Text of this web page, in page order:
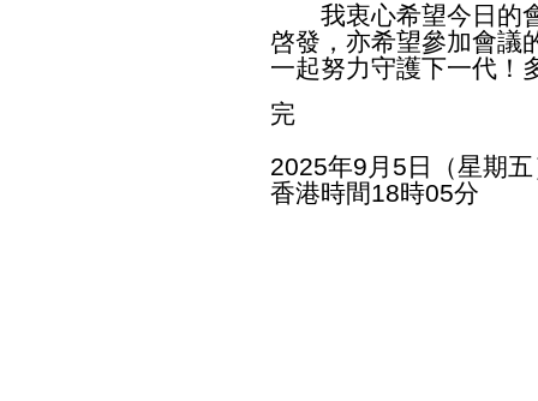
我衷心希望今日的會
啓發，亦希望參加會議
一起努力守護下一代！
完
2025年9月5日（星期
香港時間18時05分